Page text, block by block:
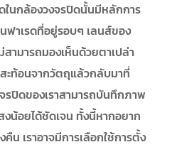
ในกล้องวงจรปิดนั้นมีหลักการ
ฟาเรดที่อยู่รอบๆ เลนส์ของ
ามารถมองเห็นด้วยตาเปล่า
ะท้อนจากวัตถุแล้วกลับมาที่
รปิดของเราสามารถบันทึกภาพ
น้อยได้ชัดเจน ทั้งนี้หากอยาก
น เราอาจมีการเลือกใช้การตั้ง